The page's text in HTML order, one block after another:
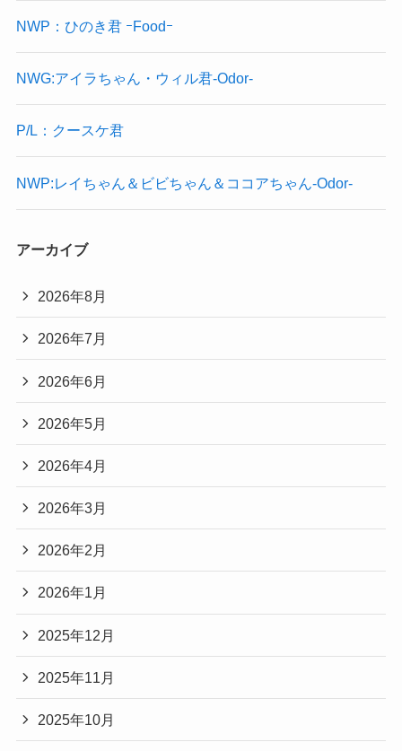
NWP：ひのき君 ｰFoodｰ
NWG:アイラちゃん・ウィル君-Odor-
P/L：クースケ君
NWP:レイちゃん＆ビビちゃん＆ココアちゃん-Odor-
アーカイブ
2026年8月
2026年7月
2026年6月
2026年5月
2026年4月
2026年3月
2026年2月
2026年1月
2025年12月
2025年11月
2025年10月